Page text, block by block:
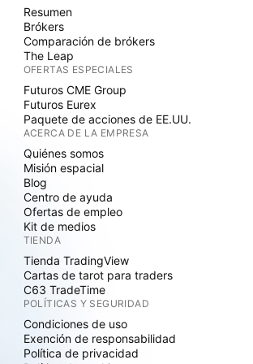
Resumen
Brókers
Comparación de brókers
The Leap
OFERTAS ESPECIALES
Futuros CME Group
Futuros Eurex
Paquete de acciones de EE.UU.
ACERCA DE LA EMPRESA
Quiénes somos
Misión espacial
Blog
Centro de ayuda
Ofertas de empleo
Kit de medios
TIENDA
Tienda TradingView
Cartas de tarot para traders
C63 TradeTime
POLÍTICAS Y SEGURIDAD
Condiciones de uso
Exención de responsabilidad
Política de privacidad